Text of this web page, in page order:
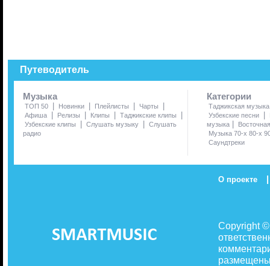
Путеводитель
Музыка
ТОП 50 | Новинки | Плейлисты | Чарты |
Афиша | Релизы | Клипы | Таджикские клипы |
Узбекские клипы | Слушать музыку | Слушать
радио
Категории
Таджикская музыка
Узбекские песни
|
музыка |
Музыка 70-х 80-х
Саундтреки
О проекте |
Copyright
размещены